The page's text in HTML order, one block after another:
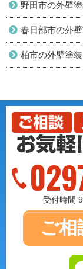
野田市の外壁
春日部市の外
柏市の外壁塗装
受付時間
ご相